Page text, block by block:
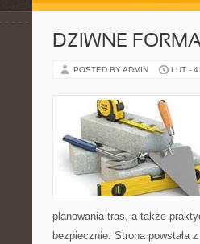
DZIWNE
POSTED BY ADMIN LUT -
planowania tras, a także
bezpiecznie. Strona powstała